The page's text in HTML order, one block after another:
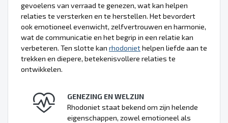
gevoelens van verraad te genezen, wat kan helpen
relaties te versterken en te herstellen. Het bevordert
ook emotioneel evenwicht, zelfvertrouwen en harmonie,
wat de communicatie en het begrip in een relatie kan
verbeteren. Ten slotte kan rhodoniethelpen liefde aan te
trekken en diepere, betekenisvollere relaties te
ontwikkelen.
GENEZING EN WELZIJN
Rhodoniet staat bekend om zijn helende
eigenschappen, zowel emotioneel als